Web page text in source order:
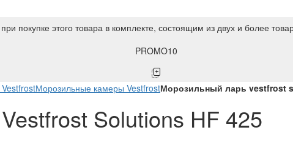
покупке этого товара в комплекте, состоящим из двух и более
PROMO10
Морозильные камеры VestfrostМорозильный ларь vestfrost
Solutions HF 425